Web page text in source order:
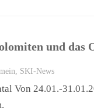
und das
, SKI-News
Von 24.01.-